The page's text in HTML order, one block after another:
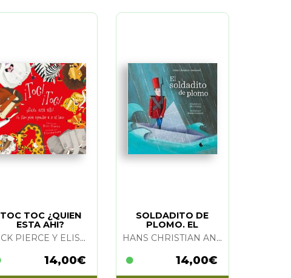
TOC TOC ¿QUIEN
ESTA AHI?
NICK PIERCE Y ELISSAMBURA
14,00€
SOLDADITO DE
PLOMO. EL
HANS CHRISTIAN ANDERSEN
14,00€